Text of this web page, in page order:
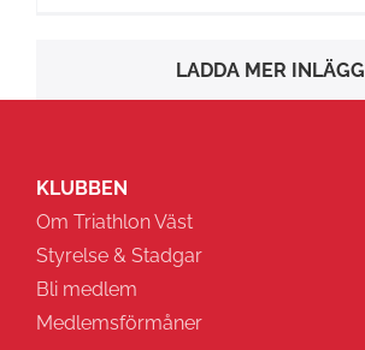
LADDA MER INLÄGG
KLUBBEN
Om Triathlon Väst
Styrelse & Stadgar
Bli medlem
Medlemsförmåner